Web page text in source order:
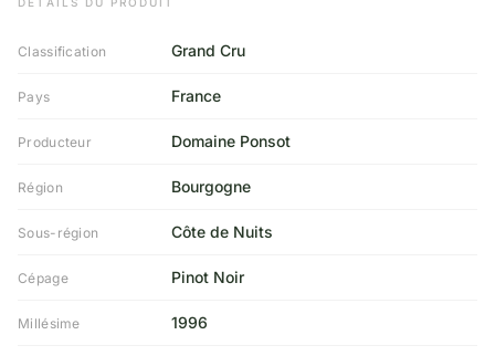
Classification Grand Cru
Pays France
Producteur Domaine Ponsot
Région Bourgogne
Sous-région Côte de Nuits
Cépage Pinot Noir
Millésime 1996